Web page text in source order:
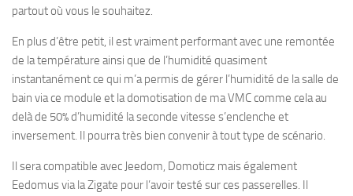
partout où vous le souhaitez.
En plus d’être petit, il est vraiment performant avec une remontée
de la température ainsi que de l’humidité quasiment
instantanément ce qui m’a permis de gérer l’humidité de la salle de
bain via ce module et la domotisation de ma VMC comme cela au
delà de 50% d’humidité la seconde vitesse s’enclenche et
inversement. Il pourra très bien convenir à tout type de scénario.
Il sera compatible avec Jeedom, Domoticz mais également
Eedomus via la Zigate pour l’avoir testé sur ces passerelles. Il